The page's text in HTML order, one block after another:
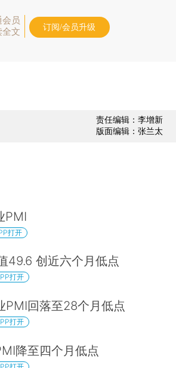
会员
全文
订阅/会员升级
责任编辑：李增新
版面编辑：张兰太
PMI
打开
49.6 创近六个月低点
打开
PMI回落至28个月低点
打开
降至四个月低点